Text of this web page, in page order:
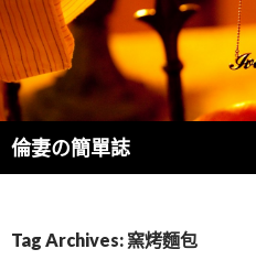
倫妻の簡單誌
Search
Tag Archives: 窯烤麵包